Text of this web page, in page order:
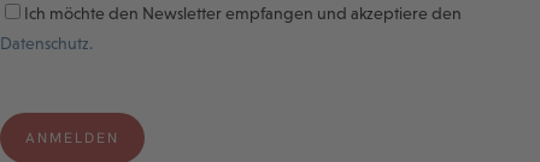
Ich möchte den Newsletter empfangen und akzeptiere den
Datenschutz.